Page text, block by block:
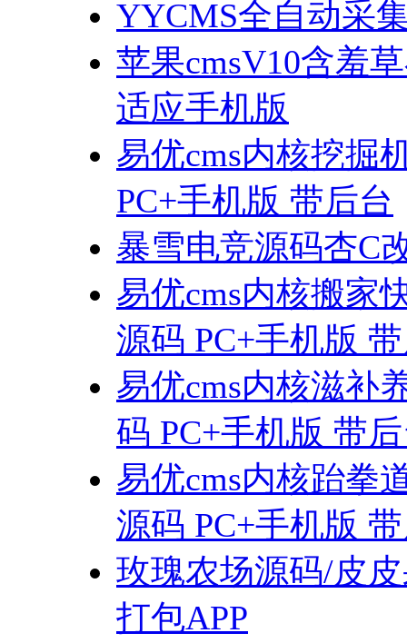
YYCMS全自动采
苹果cmsV10含羞
适应手机版
易优cms内核挖掘
PC+手机版 带后台
暴雪电竞源码杏C
易优cms内核搬家
源码 PC+手机版
易优cms内核滋补
码 PC+手机版 带
易优cms内核跆拳
源码 PC+手机版
玫瑰农场源码/皮
打包APP